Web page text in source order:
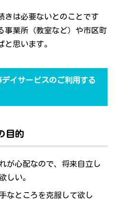
きは必要ないとのことです
事業所（教室など）や市区町
思います。
イサービスのご利用する
目的
が心配なので、将来自立し
しい。
なところを克服して欲し